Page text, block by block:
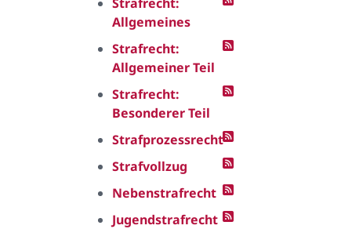
Allgemeines
Strafrecht:
Allgemeiner Teil
Strafrecht:
Besonderer Teil
Strafprozessrecht
Strafvollzug
Nebenstrafrecht
Jugendstrafrecht